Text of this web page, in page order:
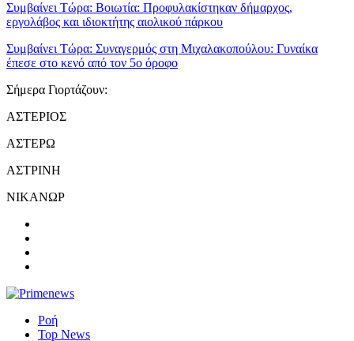
Συμβαίνει Τώρα: Βοιωτία: Προφυλακίστηκαν δήμαρχος,
εργολάβος και ιδιοκτήτης αιολικού πάρκου
Συμβαίνει Τώρα: Συναγερμός στη Μιχαλακοπούλου: Γυναίκα
έπεσε στο κενό από τον 5ο όροφο
Σήμερα Γιορτάζουν:
ΑΣΤΕΡΙΟΣ
ΑΣΤΕΡΩ
ΑΣΤΡΙΝΗ
ΝΙΚΑΝΩΡ
Ροή
Top News